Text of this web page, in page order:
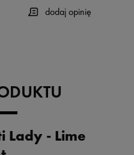
dodaj opinię
Lady - Lime